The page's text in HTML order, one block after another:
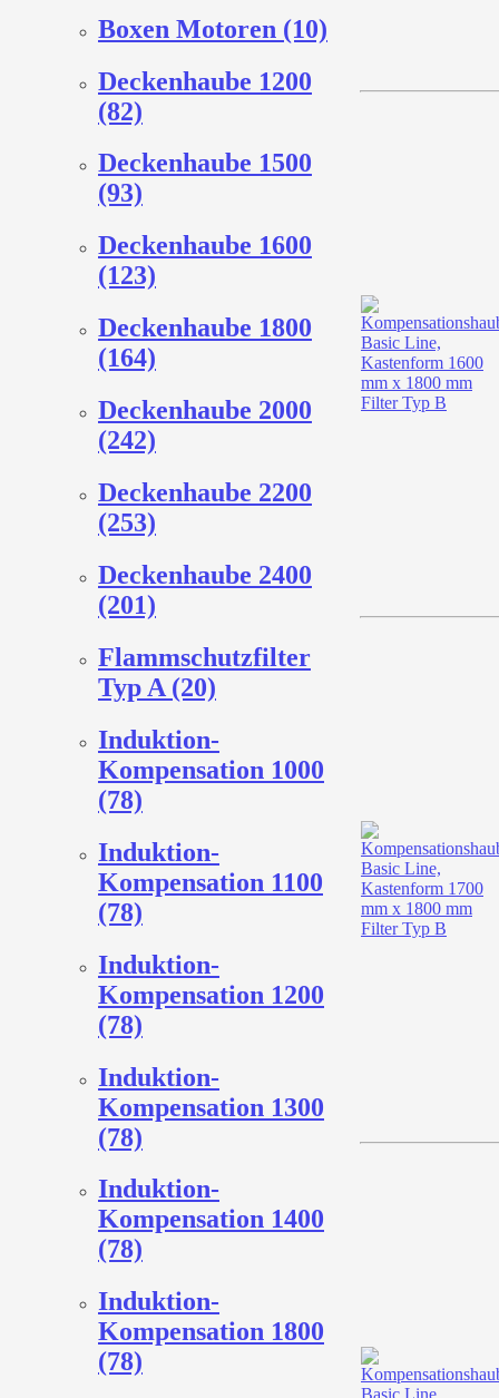
Boxen Motoren (10)
Deckenhaube 1200
(82)
Deckenhaube 1500
(93)
Deckenhaube 1600
(123)
Deckenhaube 1800
(164)
Deckenhaube 2000
(242)
Deckenhaube 2200
(253)
Deckenhaube 2400
(201)
Flammschutzfilter
Typ A (20)
Induktion-
Kompensation 1000
(78)
Induktion-
Kompensation 1100
(78)
Induktion-
Kompensation 1200
(78)
Induktion-
Kompensation 1300
(78)
Induktion-
Kompensation 1400
(78)
Induktion-
Kompensation 1800
(78)